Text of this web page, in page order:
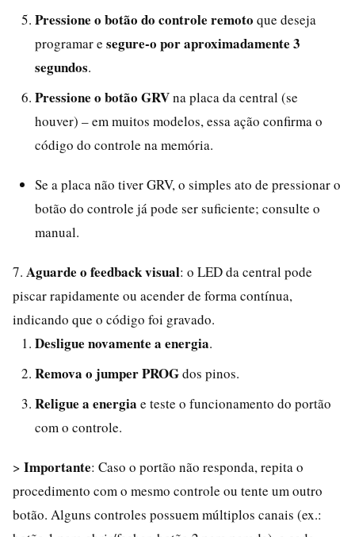
Pressione o botão do controle remoto que deseja
programar e segure-o por aproximadamente 3
segundos.
Pressione o botão GRVna placa da central (se
houver) – em muitos modelos, essa ação confirma o
código do controle na memória.
Se a placa não tiver GRV, o simples ato de pressionar o
botão do controle já pode ser suficiente; consulte o
manual.
7. Aguarde o feedback visual: o LED da central pode
piscar rapidamente ou acender de forma contínua,
indicando que o código foi gravado.
Desligue novamente a energia.
Remova o jumper PROGdos pinos.
Religue a energia e teste o funcionamento do portão
com o controle.
> Importante: Caso o portão não responda, repita o
procedimento com o mesmo controle ou tente um outro
botão. Alguns controles possuem múltiplos canais (ex.: